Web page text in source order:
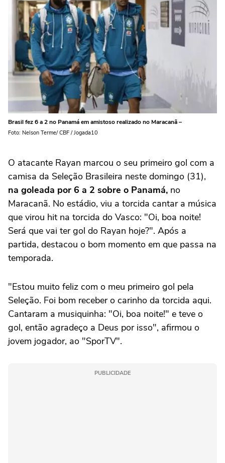
Brasil fez 6 a 2 no Panamá em amistoso realizado no Maracanã –
Foto: Nelson Terme/ CBF / Jogada10
O atacante Rayan marcou o seu primeiro gol com a
camisa da Seleção Brasileira neste domingo (31),
na goleada por 6 a 2 sobre o Panamá, no
Maracanã. No estádio, viu a torcida cantar a música
que virou hit na torcida do Vasco: "Oi, boa noite!
Será que vai ter gol do Rayan hoje?". Após a
partida, destacou o bom momento em que passa na
temporada.
"Estou muito feliz com o meu primeiro gol pela
Seleção. Foi bom receber o carinho da torcida aqui.
Cantaram a musiquinha: "Oi, boa noite!" e teve o
gol, então agradeço a Deus por isso", afirmou o
jovem jogador, ao "SporTV".
PUBLICIDADE